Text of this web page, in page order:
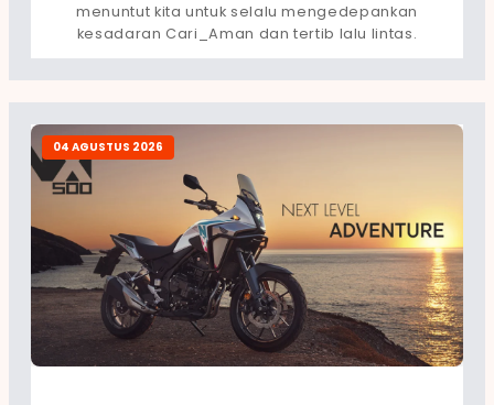
menuntut kita untuk selalu mengedepankan
kesadaran Cari_Aman dan tertib lalu lintas.
04 AGUSTUS 2026